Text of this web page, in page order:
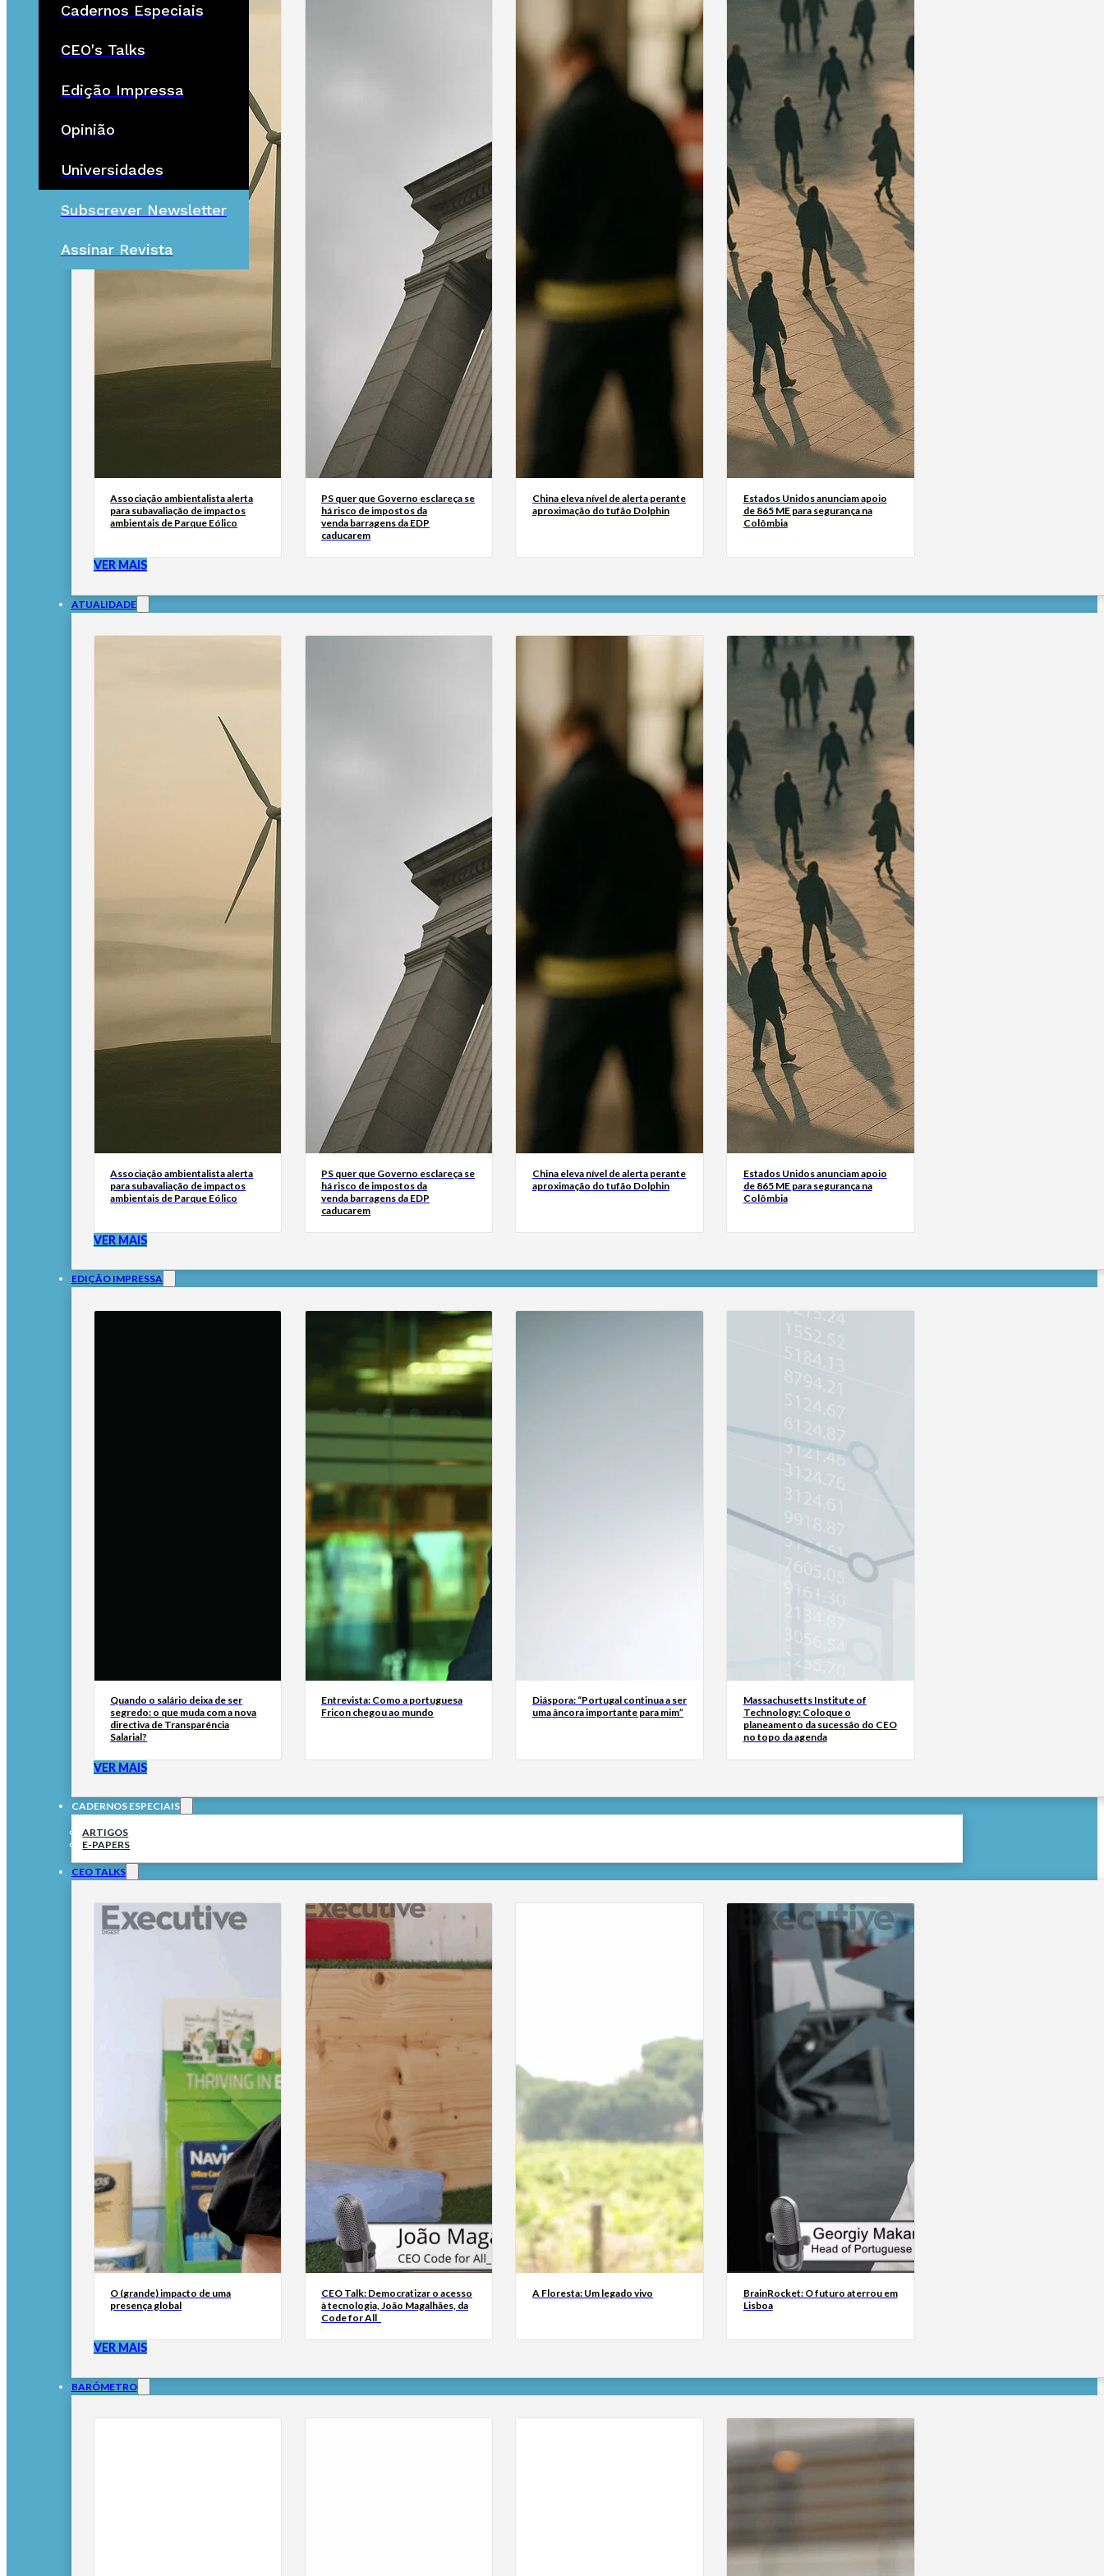
Cadernos Especiais
CEO's Talks
Edição Impressa
Opinião
Universidades
Subscrever Newsletter
Assinar Revista
Associação ambientalista alerta
para subavaliação de impactos
ambientais de Parque Eólico
PS quer que Governo esclareça se
há risco de impostos da
venda barragens da EDP
caducarem
China eleva nível de alerta perante
aproximação do tufão Dolphin
Estados Unidos anunciam apoio
de 865 ME para segurança na
Colômbia
VER MAIS
ATUALIDADE
Associação ambientalista alerta
para subavaliação de impactos
ambientais de Parque Eólico
PS quer que Governo esclareça se
há risco de impostos da
venda barragens da EDP
caducarem
China eleva nível de alerta perante
aproximação do tufão Dolphin
Estados Unidos anunciam apoio
de 865 ME para segurança na
Colômbia
VER MAIS
EDIÇÃO IMPRESSA
Quando o salário deixa de ser
segredo: o que muda com a nova
directiva de Transparência
Salarial?
Entrevista: Como a portuguesa
Fricon chegou ao mundo
Diáspora: “Portugal continua a ser
uma âncora importante para mim”
Massachusetts Institute of
Technology: Coloque o
planeamento da sucessão do CEO
no topo da agenda
VER MAIS
CADERNOS ESPECIAIS
ARTIGOS
E-PAPERS
CEO TALKS
O (grande) impacto de uma
presença global
CEO Talk: Democratizar o acesso
à tecnologia, João Magalhães, da
Code for All_
A Floresta: Um legado vivo
BrainRocket: O futuro aterrou em
Lisboa
VER MAIS
BARÓMETRO